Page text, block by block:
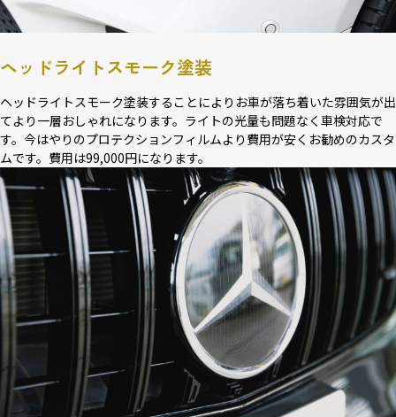
ヘッドライトスモーク塗装
ヘッドライトスモーク塗装することによりお車が落ち着いた雰囲気が出
てより一層おしゃれになります。ライトの光量も問題なく車検対応で
す。今はやりのプロテクションフィルムより費用が安くお勧めのカスタ
ムです。費用は99,000円になります。